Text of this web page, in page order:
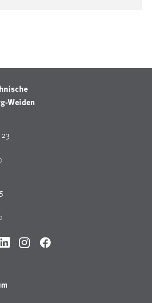
Weiden
LinkedInInstagramFacebook
Videoplattformen und Social Media
zu können, werden von diesen